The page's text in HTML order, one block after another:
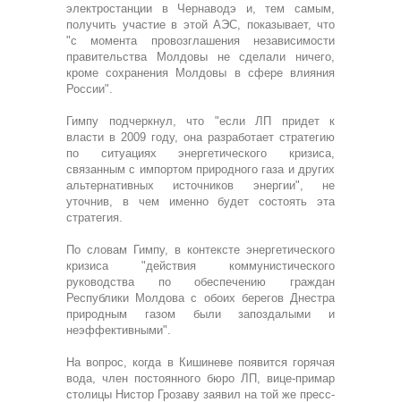
электростанции в Чернаводэ и, тем самым,
получить участие в этой АЭС, показывает, что
"с момента провозглашения независимости
правительства Молдовы не сделали ничего,
кроме сохранения Молдовы в сфере влияния
России".
Гимпу подчеркнул, что "если ЛП придет к
власти в 2009 году, она разработает стратегию
по ситуациях энергетического кризиса,
связанным с импортом природного газа и других
альтернативных источников энергии", не
уточнив, в чем именно будет состоять эта
стратегия.
По словам Гимпу, в контексте энергетического
кризиса "действия коммунистического
руководства по обеспечению граждан
Республики Молдова с обоих берегов Днестра
природным газом были запоздалыми и
неэффективными".
На вопрос, когда в Кишиневе появится горячая
вода, член постоянного бюро ЛП, вице-примар
столицы Нистор Грозаву заявил на той же пресс-